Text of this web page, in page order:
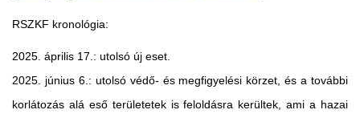
RSZKF kronológia:
2025. április 17.: utolsó új eset.
2025. június 6.: utolsó védő- és megfigyelési körzet, és a további
korlátozás alá eső területetek is feloldásra kerültek, ami a hazai
Georgia